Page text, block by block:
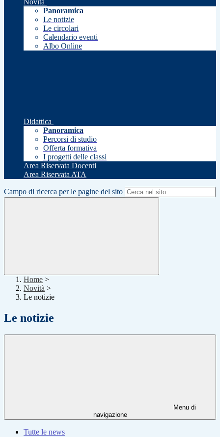
Novità
Panoramica
Le notizie
Le circolari
Calendario eventi
Albo Online
Didattica
Panoramica
Percorsi di studio
Offerta formativa
I progetti delle classi
Area Riservata Docenti
Area Riservata ATA
Campo di ricerca per le pagine del sito
Home >
Novità >
Le notizie
Le notizie
Menu di
navigazione
Tutte le news